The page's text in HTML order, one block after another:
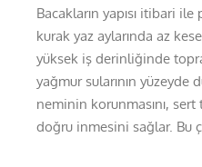
Bacakların yapısı itibari
kurak yaz aylarında az
yüksek iş derinliğinde
yağmur sularının yüzeyde
neminin korunmasını,
doğru inmesini sağlar. Bu